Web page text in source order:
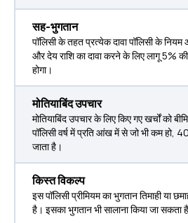
सह-भुगतान
पॉलिसी के तहत प्रत्येक दावा पॉलिसी के नियम
और देय राशि का दावा करने के लिए लागू 5%
होगा।
मोतियाबिंद उपचार
मोतियाबिंद उपचार के लिए किए गए खर्चों को
पॉलिसी वर्ष में प्रति आंख में से जो भी कम
जाता है।
किस्त विकल्प
इस पॉलिसी प्रीमियम का भुगतान तिमाही या
है। इसका भुगतान भी सालाना किया जा सकता